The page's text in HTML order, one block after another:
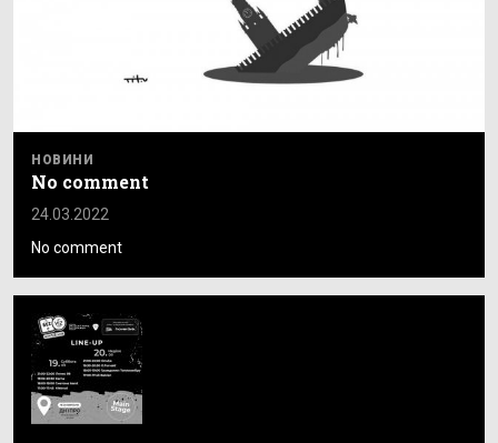
НОВИНИ
No comment
24.03.2022
No comment